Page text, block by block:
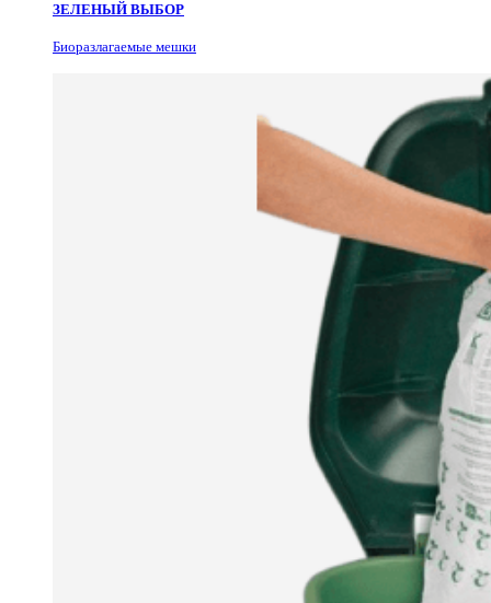
ЗЕЛЕНЫЙ ВЫБОР
Биоразлагаемые мешки